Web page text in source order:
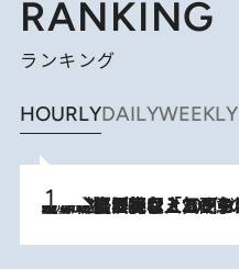
RANKING
ランキング
HOURLYDAILYWEEKLY
2026.8.5
【なぜ吉沢亮は「気配を消せる」のか？】興行収入208億の『国宝』を経て挑むミュージカル『ディア・エヴァン・ハンセン』。トップ俳優が舞台上でさらけ出した“孤独”とは